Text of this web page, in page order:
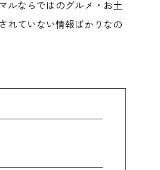
ルならではのグルメ・お土
れていない情報ばかりなの